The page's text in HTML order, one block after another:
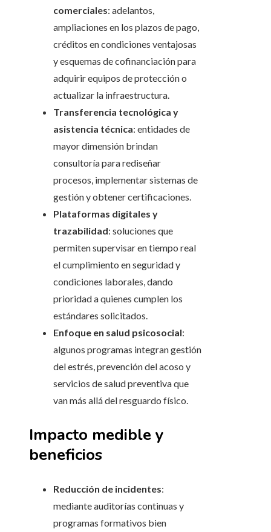
comerciales: adelantos,
ampliaciones en los plazos de pago,
créditos en condiciones ventajosas
y esquemas de cofinanciación para
adquirir equipos de protección o
actualizar la infraestructura.
Transferencia tecnológica y
asistencia técnica: entidades de
mayor dimensión brindan
consultoría para rediseñar
procesos, implementar sistemas de
gestión y obtener certificaciones.
Plataformas digitales y
trazabilidad: soluciones que
permiten supervisar en tiempo real
el cumplimiento en seguridad y
condiciones laborales, dando
prioridad a quienes cumplen los
estándares solicitados.
Enfoque en salud psicosocial:
algunos programas integran gestión
del estrés, prevención del acoso y
servicios de salud preventiva que
van más allá del resguardo físico.
Impacto medible y
beneficios
Reducción de incidentes:
mediante auditorías continuas y
programas formativos bien